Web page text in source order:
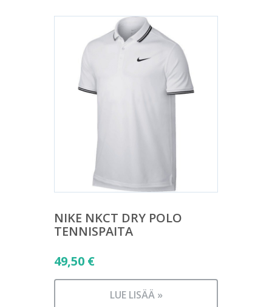
NIKE NKCT DRY POLO
TENNISPAITA
49,50 €
LUE LISÄÄ »